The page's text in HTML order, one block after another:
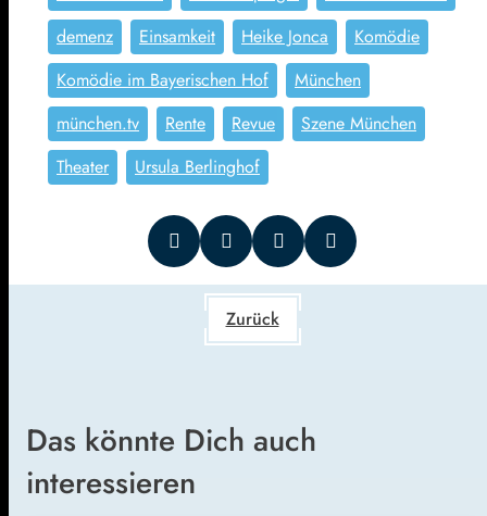
demenz
Einsamkeit Heike Jonca
Komödie
Komödie im Bayerischen Hof
München
münchen.tv
Rente Revue
Szene München
Theater
Ursula Berlinghof
Zurück
Das könnte Dich auch
interessieren